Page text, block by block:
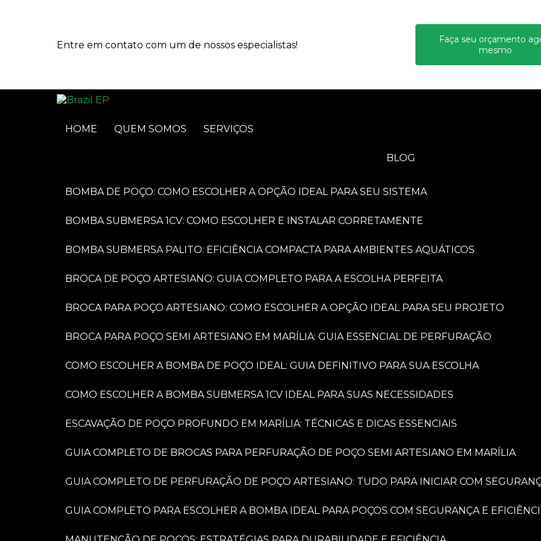
Entre em contato com um de nossos especialistas!
Faça seu orçamento
mesmo
HOME QUEM SOMOS SERVIÇOS
BLOG
BOMBA DE POÇO: COMO ESCOLHER A OPÇÃO IDEAL PARA SEU SISTEMA
BOMBA SUBMERSA 1CV: COMO ESCOLHER E INSTALAR CORRETAMENTE
BOMBA SUBMERSA PALITO: EFICIÊNCIA COMPACTA PARA AMBIENTES AQUÁTICOS
BROCA DE POÇO ARTESIANO: GUIA COMPLETO PARA A ESCOLHA PERFEITA
BROCA PARA POÇO ARTESIANO: COMO ESCOLHER A OPÇÃO IDEAL PARA SEU PROJETO
BROCA PARA POÇO SEMI ARTESIANO EM MARÍLIA: GUIA ESSENCIAL DE PERFURAÇÃO
COMO ESCOLHER A BOMBA DE POÇO IDEAL: GUIA DEFINITIVO PARA SUA ESCOLHA
COMO ESCOLHER A BOMBA SUBMERSA 1CV IDEAL PARA SUAS NECESSIDADES
ESCAVAÇÃO DE POÇO PROFUNDO EM MARÍLIA: TÉCNICAS E DICAS ESSENCIAIS
GUIA COMPLETO DE BROCAS PARA PERFURAÇÃO DE POÇO SEMI ARTESIANO EM MARÍLIA
GUIA COMPLETO DE PERFURAÇÃO DE POÇO ARTESIANO: TUDO PARA INICIAR COM
GUIA COMPLETO PARA ESCOLHER A BOMBA IDEAL PARA POÇOS COM SEGURANÇA E